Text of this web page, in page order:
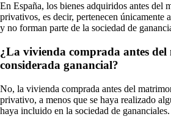
En España, los bienes adquiridos antes del
privativos, es decir, pertenecen únicamente
y no forman parte de la sociedad de
¿La vivienda comprada antes del
considerada ganancial?
No, la vivienda comprada antes del
privativo, a menos que se haya realizado
haya incluido en la sociedad de gananciales.